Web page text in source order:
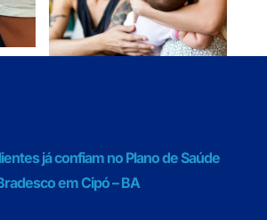
já confiam no Plano de Saúde
em Cipó – BA